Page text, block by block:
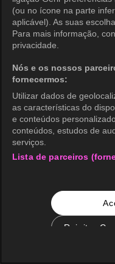
(ou no ícone na parte
aplicável). As suas
Para mais informação,
privacidade.
Nós e os nossos
fornecermos:
Utilizar dados de
as características do
e conteúdos
conteúdos, estudos de
serviços.
Lista de parceiros
Rejeitar